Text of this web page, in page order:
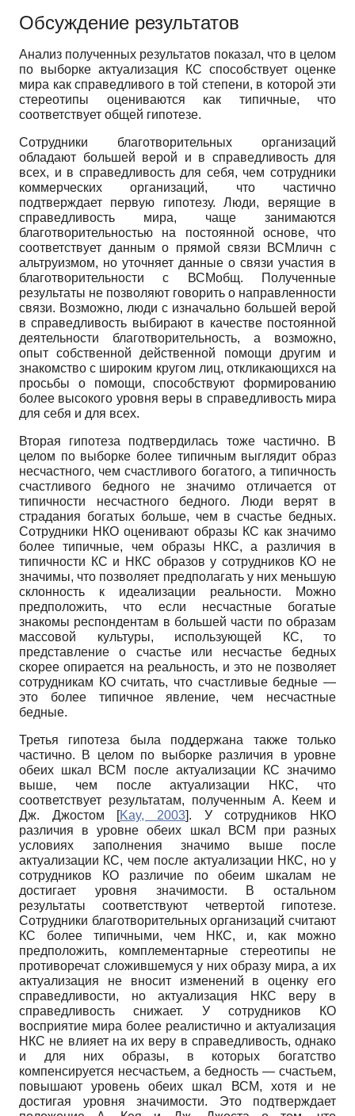
Обсуждение результатов
Анализ полученных результатов показал, что в целом
по выборке актуализация КС способствует оценке
мира как справедливого в той степени, в которой эти
стереотипы оцениваются как типичные, что
соответствует общей гипотезе.
Сотрудники благотворительных организаций
обладают большей верой и в справедливость для
всех, и в справедливость для себя, чем сотрудники
коммерческих организаций, что частично
подтверждает первую гипотезу. Люди, верящие в
справедливость мира, чаще занимаются
благотворительностью на постоянной основе, что
соответствует данным о прямой связи ВСМличн с
альтруизмом, но уточняет данные о связи участия в
благотворительности с ВСМобщ. Полученные
результаты не позволяют говорить о направленности
связи. Возможно, люди с изначально большей верой
в справедливость выбирают в качестве постоянной
деятельности благотворительность, а возможно,
опыт собственной действенной помощи другим и
знакомство с широким кругом лиц, откликающихся на
просьбы о помощи, способствуют формированию
более высокого уровня веры в справедливость мира
для себя и для всех.
Вторая гипотеза подтвердилась тоже частично. В
целом по выборке более типичным выглядит образ
несчастного, чем счастливого богатого, а типичность
счастливого бедного не значимо отличается от
типичности несчастного бедного. Люди верят в
страдания богатых больше, чем в счастье бедных.
Сотрудники НКО оценивают образы КС как значимо
более типичные, чем образы НКС, а различия в
типичности КС и НКС образов у сотрудников КО не
значимы, что позволяет предполагать у них меньшую
склонность к идеализации реальности. Можно
предположить, что если несчастные богатые
знакомы респондентам в большей части по образам
массовой культуры, использующей КС, то
представление о счастье или несчастье бедных
скорее опирается на реальность, и это не позволяет
сотрудникам КО считать, что счастливые бедные —
это более типичное явление, чем несчастные
бедные.
Третья гипотеза была поддержана также только
частично. В целом по выборке различия в уровне
обеих шкал ВСМ после актуализации КС значимо
выше, чем после актуализации НКС, что
соответствует результатам, полученным А. Кеем и
Дж. Джостом [Kay, 2003]. У сотрудников НКО
различия в уровне обеих шкал ВСМ при разных
условиях заполнения значимо выше после
актуализации КС, чем после актуализации НКС, но у
сотрудников КО различие по обеим шкалам не
достигает уровня значимости. В остальном
результаты соответствуют четвертой гипотезе.
Сотрудники благотворительных организаций считают
КС более типичными, чем НКС, и, как можно
предположить, комплементарные стереотипы не
противоречат сложившемуся у них образу мира, а их
актуализация не вносит изменений в оценку его
справедливости, но актуализация НКС веру в
справедливость снижает. У сотрудников КО
восприятие мира более реалистично и актуализация
НКС не влияет на их веру в справедливость, однако
и для них образы, в которых богатство
компенсируется несчастьем, а бедность — счастьем,
повышают уровень обеих шкал ВСМ, хотя и не
достигая уровня значимости. Это подтверждает